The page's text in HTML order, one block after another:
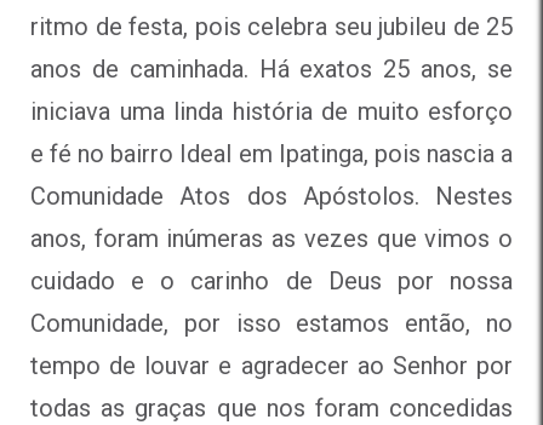
ritmo de festa, pois celebra seu jubileu de 25
anos de caminhada. Há exatos 25 anos, se
iniciava uma linda história de muito esforço
e fé no bairro Ideal em Ipatinga, pois nascia a
Comunidade Atos dos Apóstolos. Nestes
anos, foram inúmeras as vezes que vimos o
cuidado e o carinho de Deus por nossa
Comunidade, por isso estamos então, no
tempo de louvar e agradecer ao Senhor por
todas as graças que nos foram concedidas